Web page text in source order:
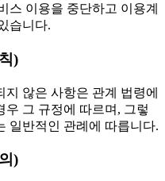
스 이용을 중단하고 이용계
습니다.
)
지 않은 사항은 관계 법령에
우 그 규정에 따르며, 그렇
일반적인 관례에 따릅니다.
)